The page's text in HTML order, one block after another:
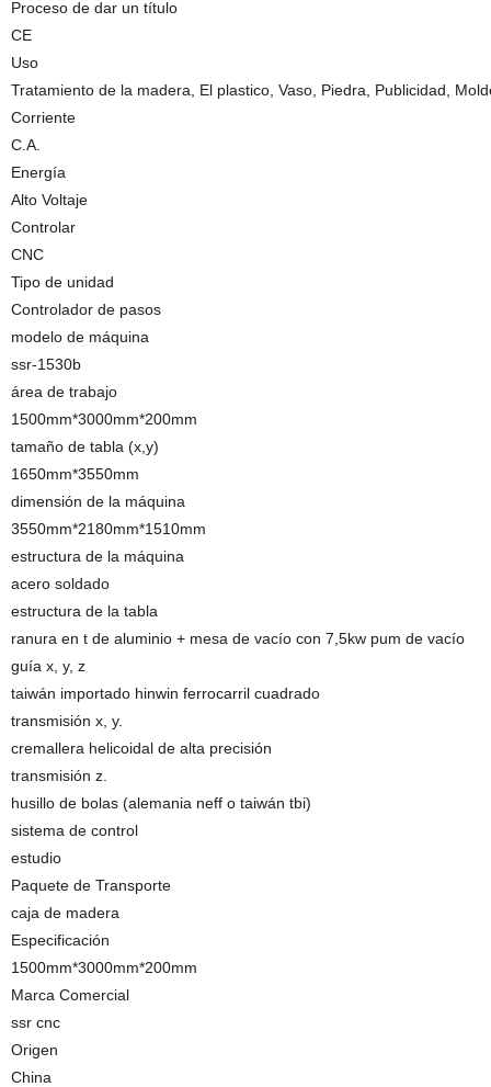
Proceso de dar un título
CE
Uso
Tratamiento de la madera, El plastico, Vaso, Piedra, Publicidad,
Corriente
C.A.
Energía
Alto Voltaje
Controlar
CNC
Tipo de unidad
Controlador de pasos
modelo de máquina
ssr-1530b
área de trabajo
1500mm*3000mm*200mm
tamaño de tabla (x,y)
1650mm*3550mm
dimensión de la máquina
3550mm*2180mm*1510mm
estructura de la máquina
acero soldado
estructura de la tabla
ranura en t de aluminio + mesa de vacío con 7,5kw pum de vacío
guía x, y, z
taiwán importado hinwin ferrocarril cuadrado
transmisión x, y.
cremallera helicoidal de alta precisión
transmisión z.
husillo de bolas (alemania neff o taiwán tbi)
sistema de control
estudio
Paquete de Transporte
caja de madera
Especificación
1500mm*3000mm*200mm
Marca Comercial
ssr cnc
Origen
China